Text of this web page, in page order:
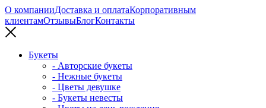
О компанииДоставка и оплатаКорпоративным
клиентамОтзывыБлогКонтакты
Букеты
- Авторские букеты
- Нежные букеты
- Цветы девушке
- Букеты невесты